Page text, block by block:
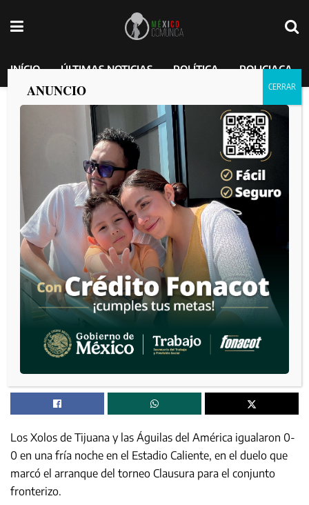
INÍCIO ÚLTIMAS NOTICIAS POLÍTICA POLICIACA
Xolos y América empatan sin goles en el
arranque del Clausura en el Estadio
Caliente
MEXICO COMUNICA 2026-01-10
Los Xolos de Tijuana y las Águilas del América igualaron 0-
0 en una fría noche en el Estadio Caliente, en el duelo que
marcó el arranque del torneo Clausura para el conjunto
fronterizo.
ANUNCIO